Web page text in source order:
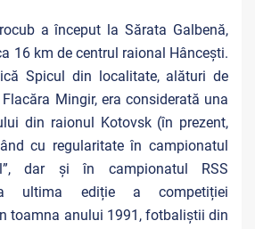
a început la Sărata Galbenă,
16 km de centrul raional Hâncești.
Spicul din localitate, alături de
Mingir, era considerată una
din raionul Kotovsk (în prezent,
cu regularitate în campionatul
dar și în campionatul RSS
ultima ediție a competiției
toamna anului 1991, fotbaliștii din